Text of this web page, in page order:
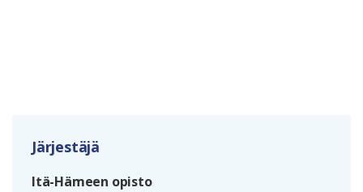
Järjestäjä
Itä-Hämeen opisto